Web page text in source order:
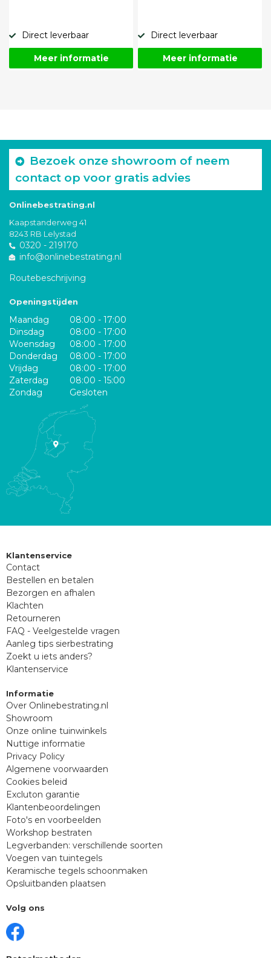
Direct leverbaar
Meer informatie
Direct leverbaar
Meer informatie
Bezoek onze showroom of neem
contact op voor gratis advies
Onlinebestrating.nl
Kaapstanderweg 41
8243 RB Lelystad
0320 - 219170
info@onlinebestrating.nl
Routebeschrijving
Openingstijden
Maandag
08:00 - 17:00
Dinsdag
08:00 - 17:00
Woensdag
08:00 - 17:00
Donderdag
08:00 - 17:00
Vrijdag
08:00 - 17:00
Zaterdag
08:00 - 15:00
Zondag
Gesloten
Klantenservice
Contact
Bestellen en betalen
Bezorgen en afhalen
Klachten
Retourneren
FAQ - Veelgestelde vragen
Aanleg tips sierbestrating
Zoekt u iets anders?
Klantenservice
Informatie
Over Onlinebestrating.nl
Showroom
Onze online tuinwinkels
Nuttige informatie
Privacy Policy
Algemene voorwaarden
Cookies beleid
Excluton garantie
Klantenbeoordelingen
Foto's en voorbeelden
Workshop bestraten
Legverbanden: verschillende soorten
Voegen van tuintegels
Keramische tegels schoonmaken
Opsluitbanden plaatsen
Volg ons